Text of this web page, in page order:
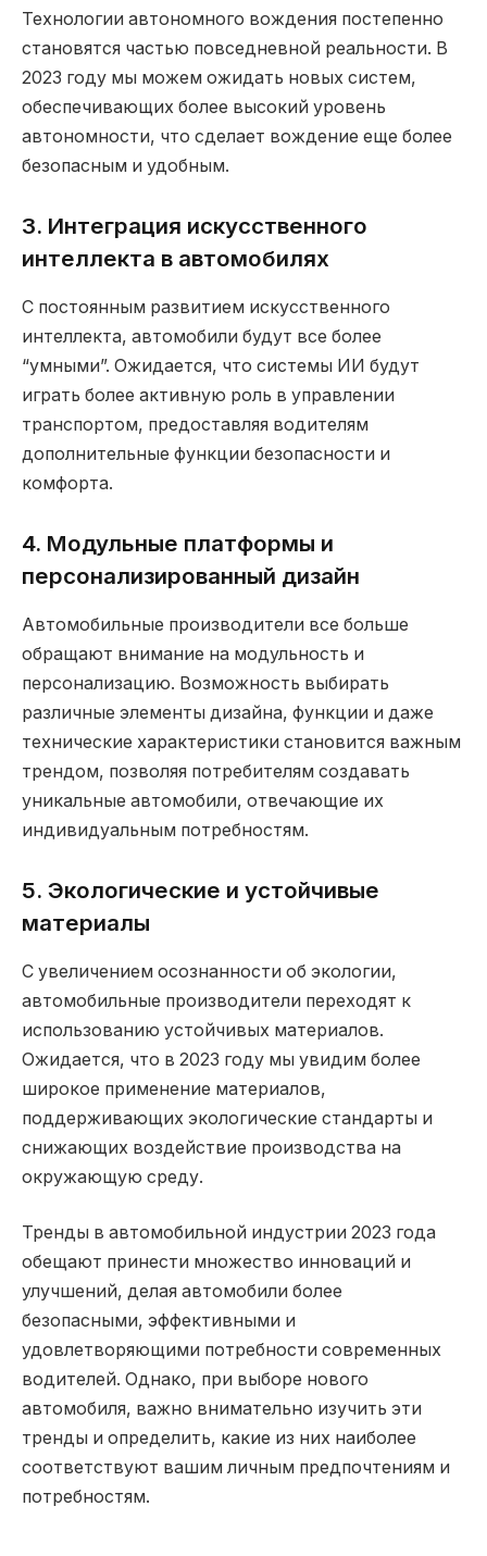
Технологии автономного вождения постепенно
становятся частью повседневной реальности. В
2023 году мы можем ожидать новых систем,
обеспечивающих более высокий уровень
автономности, что сделает вождение еще более
безопасным и удобным.
3. Интеграция искусственного
интеллекта в автомобилях
С постоянным развитием искусственного
интеллекта, автомобили будут все более
“умными”. Ожидается, что системы ИИ будут
играть более активную роль в управлении
транспортом, предоставляя водителям
дополнительные функции безопасности и
комфорта.
4. Модульные платформы и
персонализированный дизайн
Автомобильные производители все больше
обращают внимание на модульность и
персонализацию. Возможность выбирать
различные элементы дизайна, функции и даже
технические характеристики становится важным
трендом, позволяя потребителям создавать
уникальные автомобили, отвечающие их
индивидуальным потребностям.
5. Экологические и устойчивые
материалы
С увеличением осознанности об экологии,
автомобильные производители переходят к
использованию устойчивых материалов.
Ожидается, что в 2023 году мы увидим более
широкое применение материалов,
поддерживающих экологические стандарты и
снижающих воздействие производства на
окружающую среду.
Тренды в автомобильной индустрии 2023 года
обещают принести множество инноваций и
улучшений, делая автомобили более
безопасными, эффективными и
удовлетворяющими потребности современных
водителей. Однако, при выборе нового
автомобиля, важно внимательно изучить эти
тренды и определить, какие из них наиболее
соответствуют вашим личным предпочтениям и
потребностям.